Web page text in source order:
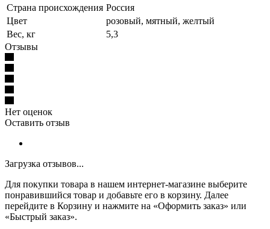
Страна происхождения Россия
Цвет
розовый, мятный, желтый
Вес, кг
5,3
Отзывы
Нет оценок
Оставить отзыв
Загрузка отзывов...
Для покупки товара в нашем интернет-магазине выберите
понравившийся товар и добавьте его в корзину. Далее
перейдите в Корзину и нажмите на «Оформить заказ» или
«Быстрый заказ».